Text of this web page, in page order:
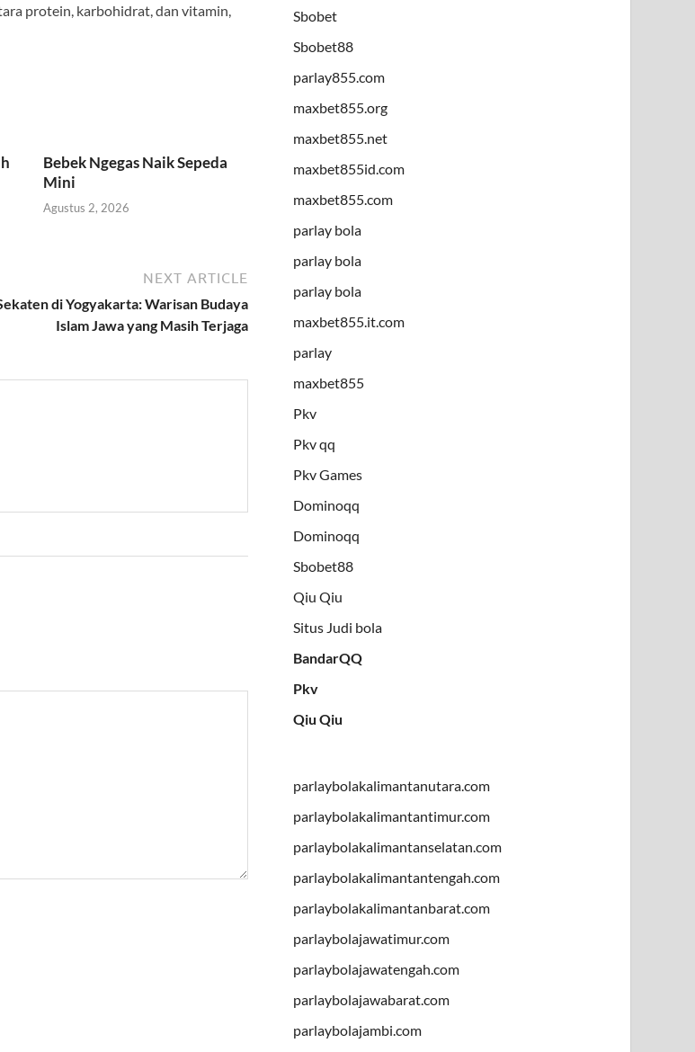
protein, karbohidrat, dan vitamin,
Bebek Ngegas Naik Sepeda
Mini
Agustus 2, 2026
NEXT ARTICLE
di Yogyakarta: Warisan Budaya
Islam Jawa yang Masih Terjaga
Sbobet
Sbobet88
parlay855.com
maxbet855.org
maxbet855.net
maxbet855id.com
maxbet855.com
parlay bola
parlay bola
parlay bola
maxbet855.it.com
parlay
maxbet855
Pkv
Pkv qq
Pkv Games
Dominoqq
Dominoqq
Sbobet88
Qiu Qiu
Situs Judi bola
BandarQQ
Pkv
Qiu Qiu
parlaybolakalimantanutara.com
parlaybolakalimantantimur.com
parlaybolakalimantanselatan.com
parlaybolakalimantantengah.com
parlaybolakalimantanbarat.com
parlaybolajawatimur.com
parlaybolajawatengah.com
parlaybolajawabarat.com
parlaybolajambi.com